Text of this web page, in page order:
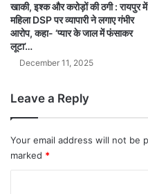
खाकी, इश्क और करोड़ों की ठगी : रायपुर में
महिला DSP पर व्यापारी ने लगाए गंभीर
आरोप, कहा- ‘प्यार के जाल में फंसाकर
लूटा’…
December 11, 2025
Leave a Reply
Your email address will not be
marked *